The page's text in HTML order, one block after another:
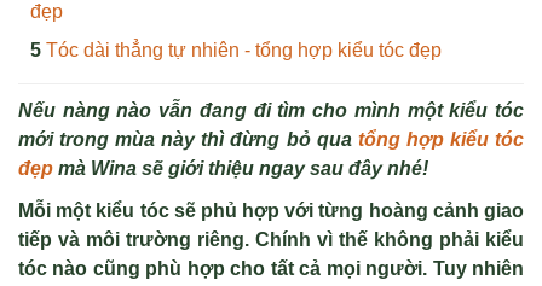
đẹp
Tóc dài thẳng tự nhiên - tổng hợp kiểu tóc đẹp
Nếu nàng nào vẫn đang đi tìm cho mình một kiểu tóc
mới trong mùa này thì đừng bỏ qua tổng hợp kiểu tóc
đẹp mà Wina sẽ giới thiệu ngay sau đây nhé!
Mỗi một kiểu tóc sẽ phủ hợp với từng hoàng cảnh giao
tiếp và môi trường riêng. Chính vì thế không phải kiểu
tóc nào cũng phù hợp cho tất cả mọi người. Tuy nhiên